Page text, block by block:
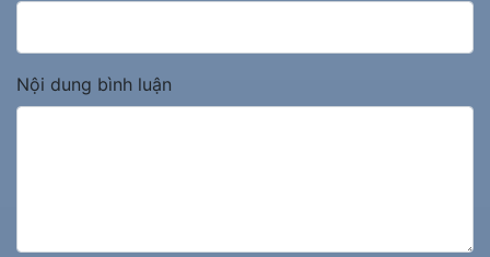
Nội dung bình luận